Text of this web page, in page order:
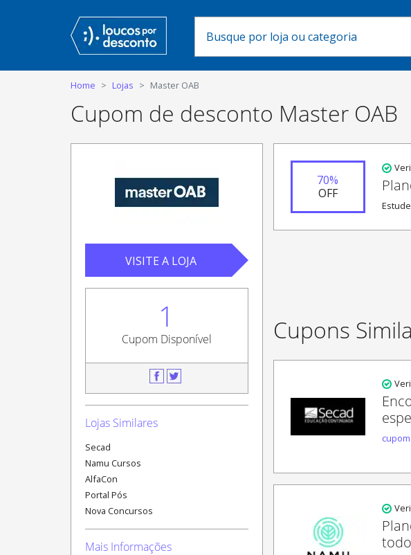
Home Lojas Master OAB
Cupom de desconto Master OAB
VISITE A LOJA
1
Cupom Disponível
Lojas Similares
Secad
Namu Cursos
AlfaCon
Portal Pós
Nova Concursos
Mais Informações
70%
OFF
Cupons